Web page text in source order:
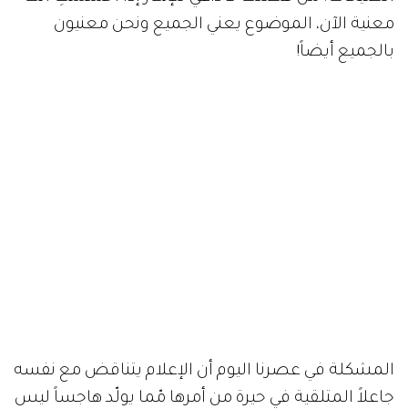
معنية الآن، الموضوع يعني الجميع ونحن معنيون
بالجميع أيضاً!
المشكلة في عصرنا اليوم أن الإعلام يتناقض مع نفسه
جاعلاً المتلقية في حيرة من أمرها مّما يولّد هاجساً ليس